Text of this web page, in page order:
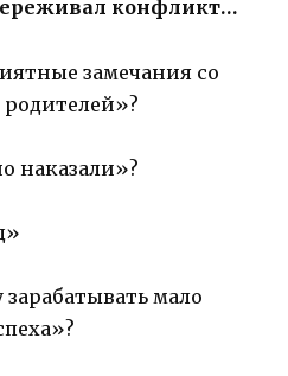
конфликт…
замечания со
наказали»?
зарабатывать мало